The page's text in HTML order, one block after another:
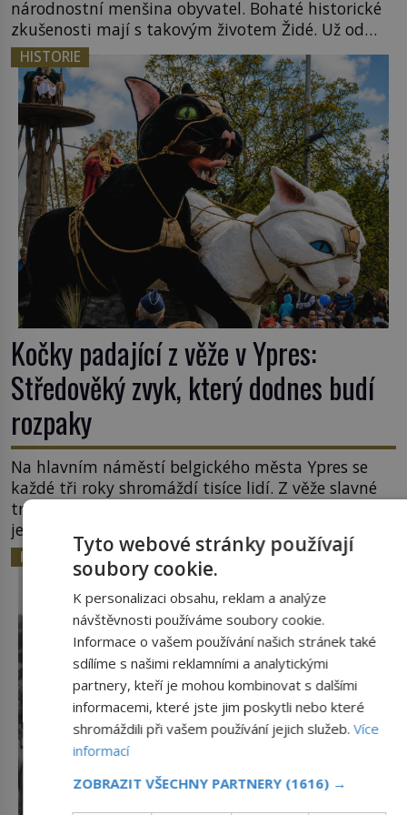
národnostní menšina obyvatel. Bohaté historické
zkušenosti mají s takovým životem Židé. Už od
středověku jsou totiž v každou chvíli nuceni v
nějakém žít. Mezi ty nejslavnější patří i římské
ghetto založené v roce 1555. Pokud jde o vztah
k Židům, nemá se Řím čím chlubit. […]
HISTORIE
Kočky padající z věže v Ypres:
Středověký zvyk, který dodnes budí
rozpaky
Na hlavním náměstí belgického města Ypres se
každé tři roky shromáždí tisíce lidí. Z věže slavné
tržnice létají do davu kočky, diváci jásají a snaží se
je chytit. Naštěstí už nejde o živá zvířata, ale
jenom o plyšové suvenýry. Kdysi to ale bylo jinak.
Tato veselá podívaná připomíná jeden z
nejpodivnějších a zároveň nejkrutějších zvyků […]
HISTORIE
Tyto webové stránky používají
soubory cookie.
K personalizaci obsahu, reklam a analýze
návštěvnosti používáme soubory cookie.
Informace o vašem používání našich stránek také
sdílíme s našimi reklamními a analytickými
partnery, kteří je mohou kombinovat s dalšími
informacemi, které jste jim poskytli nebo které
shromáždili při vašem používání jejich služeb.Více
informací
ZOBRAZIT VŠECHNY PARTNERY (1616) →